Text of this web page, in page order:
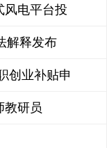
风电平台投
解释发布
创业补贴申
教研员